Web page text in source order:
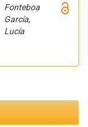
Fonteboa
García,
Lucía